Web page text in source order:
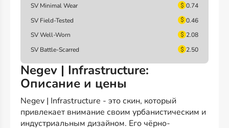
SV Minimal Wear
0.74
SV Field-Tested
0.46
SV Well-Worn
2.08
SV Battle-Scarred
2.50
Negev | Infrastructure:
Описание и цены
Negev | Infrastructure - это скин, который
привлекает внимание своим урбанистическим и
индустриальным дизайном. Его чёрно-